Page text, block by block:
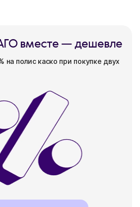
вместе — дешевле
на полис каско при покупке двух